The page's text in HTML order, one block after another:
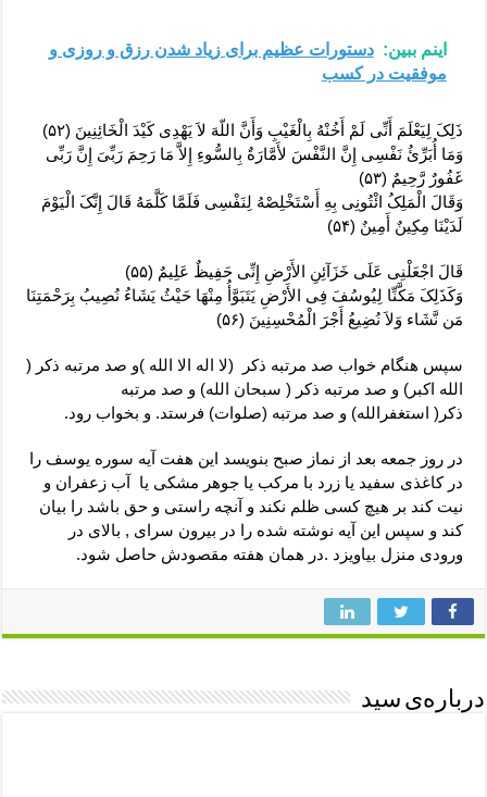
اینم ببین: دستورات عظیم برای زیاد شدن رزق و روزی و
موفقیت در کسب
ذَلِکَ لِیَعْلَمَ أَنِّی لَمْ أَخُنْهُ بِالْغَیْبِ وَأَنَّ اللّهَ لاَ یَهْدِی کَیْدَ الْخَائِنِینَ (۵۲)‏
وَمَا أُبَرِّئُ نَفْسِی إِنَّ النَّفْسَ لأَمَّارَةٌ بِالسُّوءِ إِلاَّ مَا رَحِمَ رَبِّیَ إِنَّ رَبِّی
غَفُورٌ رَّحِیمٌ (۵۳)
وَقَالَ الْمَلِکُ ائْتُونِی بِهِ أَسْتَخْلِصْهُ لِنَفْسِی فَلَمَّا کَلَّمَهُ قَالَ إِنَّکَ الْیَوْمَ
لَدَیْنَا مِکِینٌ أَمِینٌ (۵۴)
قَالَ اجْعَلْنِی عَلَى خَزَآئِنِ الأَرْضِ إِنِّی حَفِیظٌ عَلِیمٌ (۵۵)
وَکَذَلِکَ مَکَّنِّا لِیُوسُفَ فِی الأَرْضِ یَتَبَوَّأُ مِنْهَا حَیْثُ یَشَاءُ نُصِیبُ بِرَحْمَتِنَا
مَن نَّشَاء وَلاَ نُضِیعُ أَجْرَ الْمُحْسِنِینَ (۵۶)
سپس هنگام خواب صد مرتبه ذکر (لا اله الا الله )و صد مرتبه ذکر (
الله اکبر) و صد مرتبه ذکر ( سبحان الله) و صد مرتبه
ذکر( استغفرالله) و صد مرتبه (صلوات) فرستد. و بخواب رود.
در روز جمعه بعد از نماز صبح بنویسد این هفت آیه سوره یوسف را
در کاغذی سفید یا زرد با مرکب یا جوهر مشکی یا آب زعفران و
نیت کند بر هیچ کسی ظلم نکند و آنچه راستی و حق باشد را بیان
کند و سپس این آیه نوشته شده را در بیرون سرای , بالای در
ورودی منزل بیاویزد .در همان هفته مقصودش حاصل شود.
درباره‌ی سید